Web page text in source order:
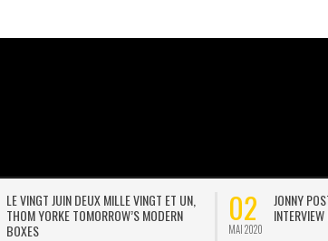
LE VINGT JUIN DEUX MILLE VINGT ET UN,
THOM YORKE TOMORROW’S MODERN
BOXES
02
MAI 2020
JONNY
INTERVIEW